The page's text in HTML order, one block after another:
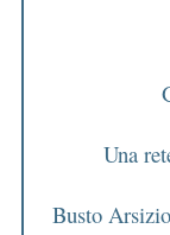
Una
Busto